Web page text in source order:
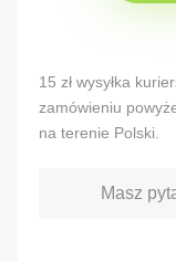
15 zł wysyłka
zamówieniu
na terenie Polski.
Masz